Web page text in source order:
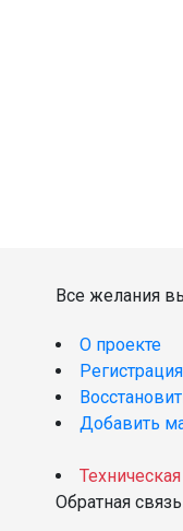
Все желания
О проекте
Регистрация
Добавить
Обратная